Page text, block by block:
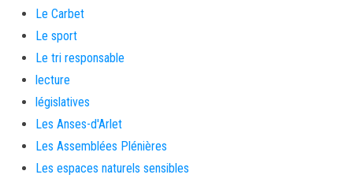
Le Carbet
Le sport
Le tri responsable
lecture
législatives
Les Anses-d'Arlet
Les Assemblées Plénières
Les espaces naturels sensibles